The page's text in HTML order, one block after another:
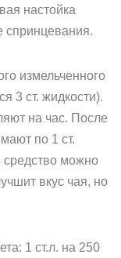
настойка
спринцевания.
измельченного
3 ст. жидкости).
на час. После
по 1 ст.
можно
вкус чая, но
1 ст.л. на 250